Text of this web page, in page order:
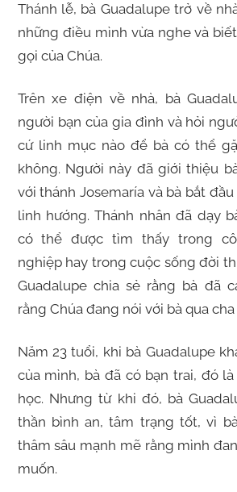
Thánh lễ, bà Guadalupe trở về
những điều mình vừa nghe và
gọi của Chúa.
Trên xe điện về nhà, bà
người bạn của gia đình và hỏi
cứ linh mục nào để bà có thể
không. Người này đã giới thiệu
với thánh Josemaría và bà bắt
linh hướng. Thánh nhân đã dạy
có thể được tìm thấy trong
nghiệp hay trong cuộc sống đời
Guadalupe chia sẻ rằng bà đã
rằng Chúa đang nói với bà qua cha
Năm 23 tuổi, khi bà Guadalupe
của mình, bà đã có bạn trai, đó
học. Nhưng từ khi đó, bà
thần bình an, tâm trạng tốt, vì
thâm sâu mạnh mẽ rằng mình
muốn.